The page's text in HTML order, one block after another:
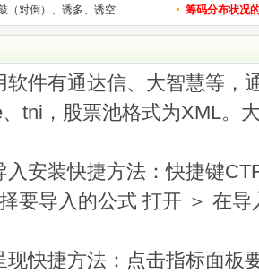
称选股法宝！
（对倒）、诱多、诱空 筹码分布状况
软件有通达信、大智慧等，
tni，股票池格式为XML。
入安装快捷方法：快捷键
要导入的公式 打开 ＞ 在
现快捷方法：点击指标面板